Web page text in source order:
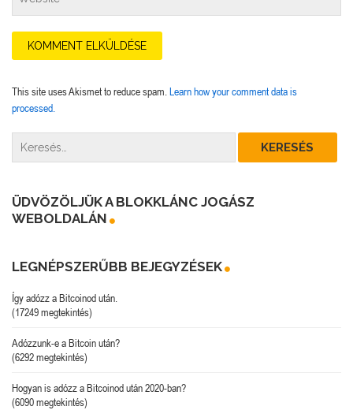
This site uses Akismet to reduce spam. Learn how your comment data is
processed.
ÜDVÖZÖLJÜK A BLOKKLÁNC JOGÁSZ
WEBOLDALÁN
LEGNÉPSZERŰBB BEJEGYZÉSEK
Így adózz a Bitcoinod után.
(17249 megtekintés)
Adózzunk-e a Bitcoin után?
(6292 megtekintés)
Hogyan is adózz a Bitcoinod után 2020-ban?
(6090 megtekintés)